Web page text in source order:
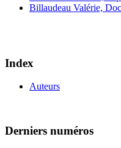
Billaudeau Valérie,
Index
Auteurs
Derniers numéros